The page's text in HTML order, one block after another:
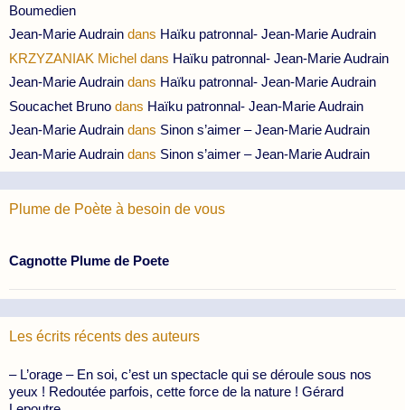
Boumedien
Jean-Marie Audrain dans Haïku patronnal- Jean-Marie Audrain
KRZYZANIAK Michel dans Haïku patronnal- Jean-Marie Audrain
Jean-Marie Audrain dans Haïku patronnal- Jean-Marie Audrain
Soucachet Bruno dans Haïku patronnal- Jean-Marie Audrain
Jean-Marie Audrain dans Sinon s’aimer – Jean-Marie Audrain
Jean-Marie Audrain dans Sinon s’aimer – Jean-Marie Audrain
Plume de Poète à besoin de vous
Cagnotte Plume de Poete
Les écrits récents des auteurs
– L’orage – En soi, c’est un spectacle qui se déroule sous nos
yeux ! Redoutée parfois, cette force de la nature ! Gérard